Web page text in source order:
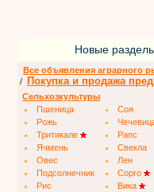
Новые
Все объявления аграрного
/
Покупка и продажа
Сельхозкультуры
Пшеница
Соя
Рожь
Тритикале
Рапс
Ячмень
Свекла
Овес
Лен
Подсолнечник
Сорго
Рис
Вика